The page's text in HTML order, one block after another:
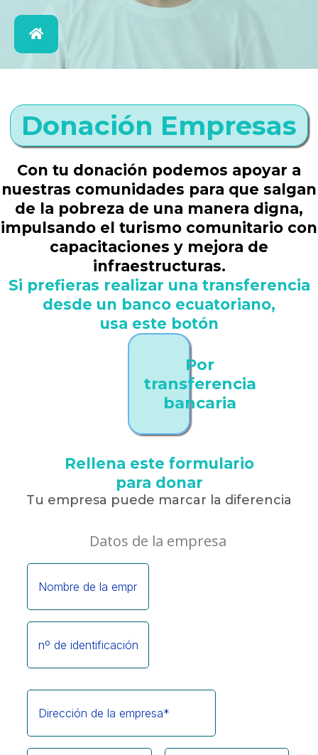
Donación Empresas
Con tu donación podemos apoyar a
nuestras comunidades para que salgan
de la pobreza de una manera digna,
impulsando el turismo comunitario con
capacitaciones y mejora de
infraestructuras.
Si prefieras realizar una transferencia
desde un banco ecuatoriano,
usa este botón
Por
transferencia
bancaria
Rellena este formulario
para donar
Tu empresa puede marcar la diferencia
Datos de la empresa